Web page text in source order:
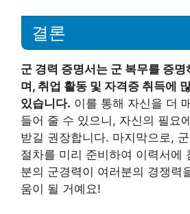
결론
군 경력 증명서는 군 복무를 증명
며, 취업 활동 및 자격증 취득에
있습니다. 이를 통해 자신을 더
들어 줄 수 있으니, 자신의 필요
받길 권장합니다. 마지막으로,
절차를 미리 준비하여 이력서에
분의 군경력이 여러분의 경쟁력
움이 될 거예요!